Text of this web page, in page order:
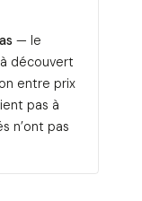
— le
découvert
entre prix
pas à
n’ont pas